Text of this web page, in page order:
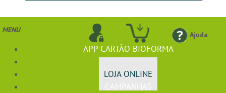
Ajuda
MENU
APP CARTÃO BIOFORMA
LOJA ONLINE